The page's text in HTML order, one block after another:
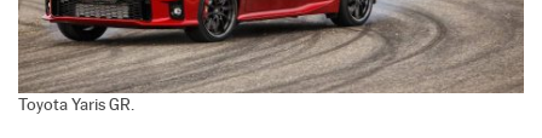
Toyota Yaris GR.